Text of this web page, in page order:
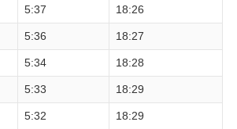
5:37 18:26
5:36 18:27
5:34 18:28
5:33 18:29
5:32 18:29